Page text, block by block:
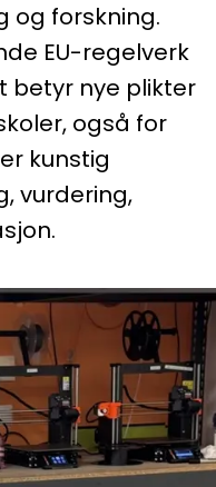
og forskning.
EU-regelverk
betyr nye plikter
også for
kunstig
vurdering,